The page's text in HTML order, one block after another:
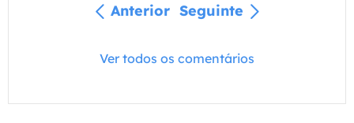
Anterior Seguinte
Ver todos os comentários